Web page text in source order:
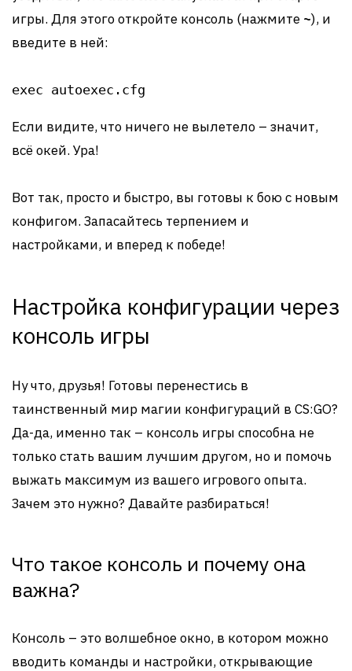
игры. Для этого откройте консоль (нажмите ~), и
введите в ней:
exec autoexec.cfg
Если видите, что ничего не вылетело – значит,
всё окей. Ура!
Вот так, просто и быстро, вы готовы к бою с новым
конфигом. Запасайтесь терпением и
настройками, и вперед к победе!
Настройка конфигурации через
консоль игры
Ну что, друзья! Готовы перенестись в
таинственный мир магии конфигураций в CS:GO?
Да-да, именно так – консоль игры способна не
только стать вашим лучшим другом, но и помочь
выжать максимум из вашего игрового опыта.
Зачем это нужно? Давайте разбираться!
Что такое консоль и почему она
важна?
Консоль – это волшебное окно, в котором можно
вводить команды и настройки, открывающие